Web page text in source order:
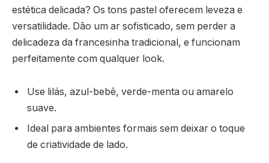
estética delicada? Os tons pastel oferecem leveza e
versatilidade. Dão um ar sofisticado, sem perder a
delicadeza da francesinha tradicional, e funcionam
perfeitamente com qualquer look.
Use lilás, azul-bebê, verde-menta ou amarelo
suave.
Ideal para ambientes formais sem deixar o toque
de criatividade de lado.